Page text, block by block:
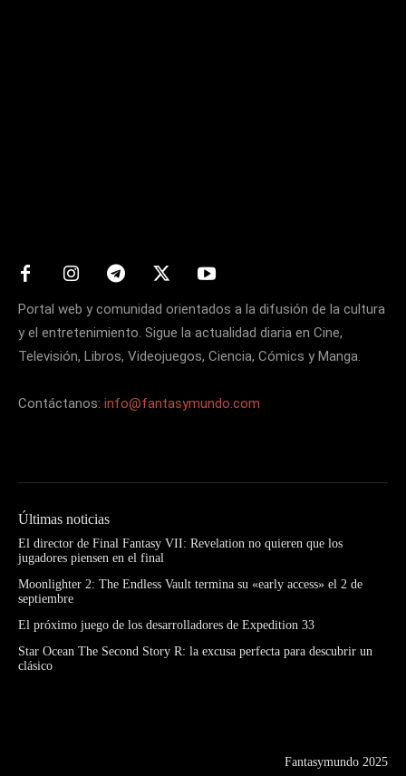
Portal web y comunidad orientados a la difusión de la cultura
y el entretenimiento. Sigue la actualidad diaria en Cine,
Televisión, Libros, Videojuegos, Ciencia, Cómics y Manga.
Contáctanos: info@fantasymundo.com
Últimas noticias
El director de Final Fantasy VII: Revelation no quieren que los
jugadores piensen en el final
Moonlighter 2: The Endless Vault termina su «early access» el 2 de
septiembre
El próximo juego de los desarrolladores de Expedition 33
Star Ocean The Second Story R: la excusa perfecta para descubrir un
clásico
Fantasymundo 2025